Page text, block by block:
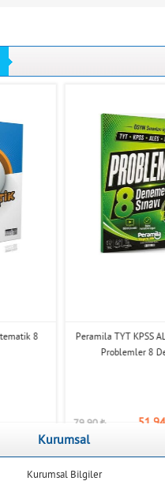
8
Peramila TYT KPSS
Problemler 8
79,90₺ 51,94
Kurumsal
Kurumsal Bilgiler